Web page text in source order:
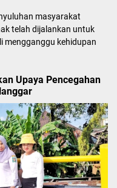
masyarakat
telah dijalankan untuk
mengganggu kehidupan
Upaya Pencegahan